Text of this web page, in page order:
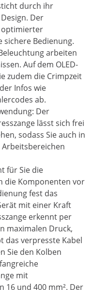
durch ihr
Der
optimierter
sichere Bedienung.
arbeiten
Auf dem OLED-
zudem die Crimpzeit
Infos wie
ab.
Der
lässt sich frei
sodass Sie auch in
für Sie die
die Komponenten vor
fest das
mit einer Kraft
erkennt per
maximalen Druck,
das verpresste Kabel
Sie den Kolben
mit
16 und 400 mm². Der